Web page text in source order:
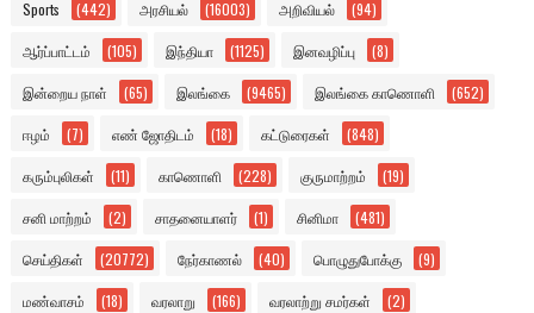
Sports (442) அரசியல் (16003) அறிவியல் (94)
ஆர்ப்பாட்டம் (105) இந்தியா (1125) இனவழிப்பு (8)
இன்றைய நாள் (65) இலங்கை (9465) இலங்கை காணொளி (652)
ஈழம் (7) எண் ஜோதிடம் (18) கட்டுரைகள் (848)
கரும்புலிகள் (11) காணொளி (228) குருமாற்றம் (19)
சனி மாற்றம் (2) சாதனையாளர் (1) சினிமா (481)
செய்திகள் (20772) நேர்காணல் (40) பொழுதுபோக்கு (9)
மண்வாசம் (18) வரலாறு (166) வரலாற்று சமர்கள் (2)